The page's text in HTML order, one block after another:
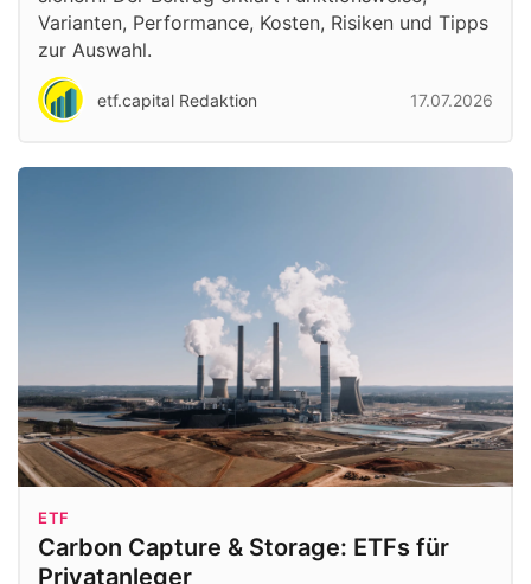
Varianten, Performance, Kosten, Risiken und Tipps
zur Auswahl.
etf.capital Redaktion 17.07.2026
ETF
Carbon Capture & Storage: ETFs für
Privatanleger